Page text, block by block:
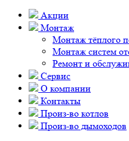
Акции
Монтаж
Монтаж тёплого
Монтаж систем
Ремонт и
Сервис
О компании
Контакты
Произ-во котлов
Произ-во дымоходов